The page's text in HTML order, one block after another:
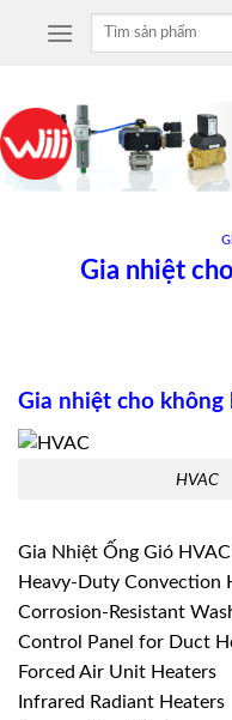
Tìm
Gia nhiệt
Gia nhiệt cho không
HVAC
Gia Nhiệt Ống Gió
Heavy-Duty Convection
Corrosion-Resistant
Control Panel for Duct
Forced Air Unit Heaters
Infrared Radiant Heaters